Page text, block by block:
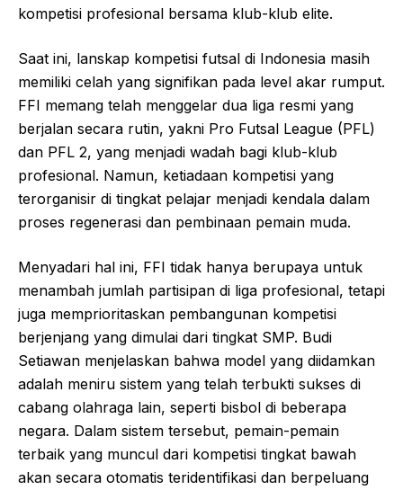
kompetisi profesional bersama klub-klub elite.
Saat ini, lanskap kompetisi futsal di Indonesia masih
memiliki celah yang signifikan pada level akar rumput.
FFI memang telah menggelar dua liga resmi yang
berjalan secara rutin, yakni Pro Futsal League (PFL)
dan PFL 2, yang menjadi wadah bagi klub-klub
profesional. Namun, ketiadaan kompetisi yang
terorganisir di tingkat pelajar menjadi kendala dalam
proses regenerasi dan pembinaan pemain muda.
Menyadari hal ini, FFI tidak hanya berupaya untuk
menambah jumlah partisipan di liga profesional, tetapi
juga memprioritaskan pembangunan kompetisi
berjenjang yang dimulai dari tingkat SMP. Budi
Setiawan menjelaskan bahwa model yang diidamkan
adalah meniru sistem yang telah terbukti sukses di
cabang olahraga lain, seperti bisbol di beberapa
negara. Dalam sistem tersebut, pemain-pemain
terbaik yang muncul dari kompetisi tingkat bawah
akan secara otomatis teridentifikasi dan berpeluang